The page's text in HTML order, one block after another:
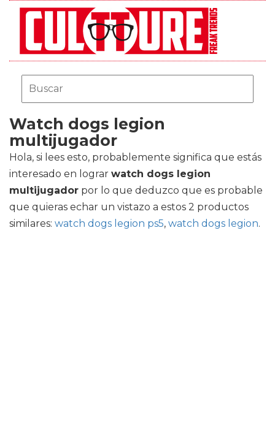
Watch dogs legion
multijugador
Hola, si lees esto, probablemente significa que estás
interesado en lograr watch dogs legion
multijugador por lo que deduzco que es probable
que quieras echar un vistazo a estos 2 productos
similares: watch dogs legion ps5, watch dogs legion.